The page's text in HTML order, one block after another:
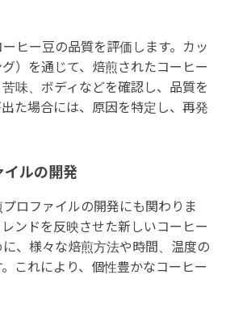
ヒー豆の品質を評価します。カッ
）を通じて、焙煎されたコーヒー
味、ボディなどを確認し、品質を
た場合には、原因を特定し、再発
イルの開発
ロファイルの開発にも関わりま
ンドを反映させた新しいコーヒー
、様々な焙煎方法や時間、温度の
これにより、個性豊かなコーヒー